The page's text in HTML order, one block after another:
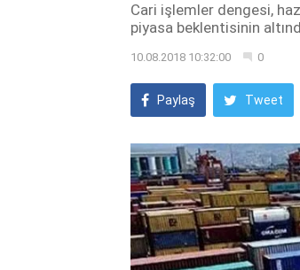
Cari işlemler dengesi,
piyasa beklentisinin
10.08.2018 10:32:00 0
Paylaş Tweet